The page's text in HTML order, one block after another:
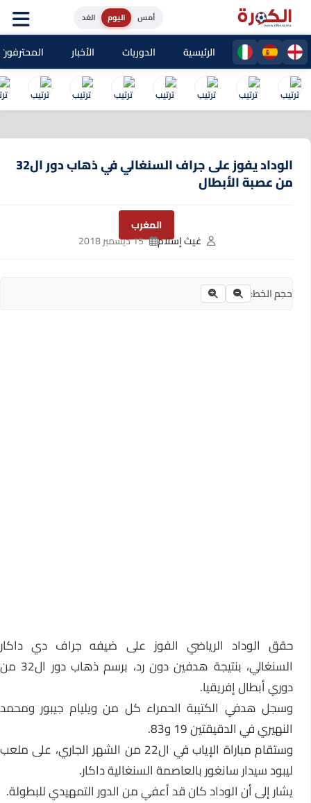
اليوم الغد
الرئيسية الدوريات الأخبار المحترفون
الوداد يفوز على جراف السنغالي في ذهاب دور ال32
من عصبة الأبطال
المغرب
غيث إسلام
15 ديسمبر 2018
حجم الخط:
حقق الوداد الرياضي الفوز على ضيفه جراف دي داكار
السنغالي، بنتيجة هدفين دون رد، برسم ذهاب دور ال32 من
دوري أبطال إفريقيا.
وسجل هدفي الكتيبة الحمراء كل من ويليام جيبور ومحمد
النهيري في الدقيقتين 19 و83.
وستقام مباراة الإياب في ال22 من الشهر الجاري، على ملعب
ليبود سيدار سانغور بالعاصمة السنغالية داكار.
يشار إلى أن الوداد كان قد أعفي من الدور التمهيدي للبطولة.